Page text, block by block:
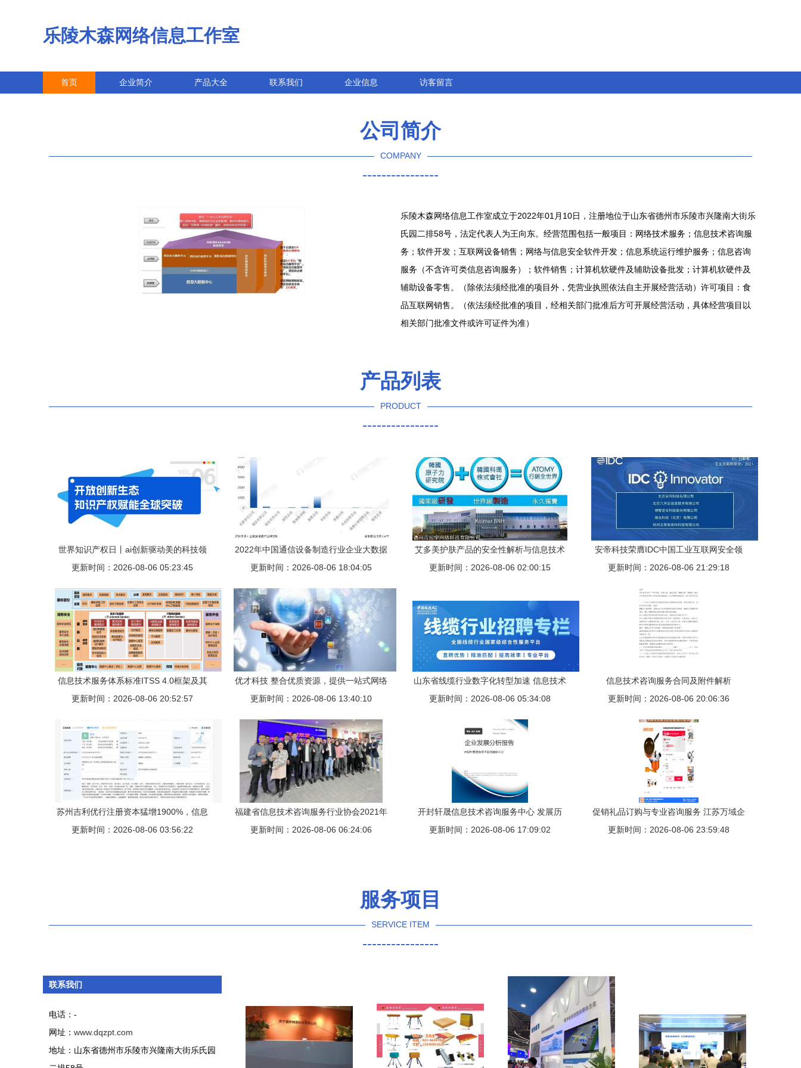
乐陵木森网络信息工作室
首页 企业简介 产品大全 联系我们 企业信息 访客留言
公司简介
COMPANY
----------------
乐陵木森网络信息工作室成立于2022年01月10日，注册地位于山东省德州市乐陵市兴隆南大街乐
氏园二排58号，法定代表人为王向东。经营范围包括一般项目：网络技术服务；信息技术咨询服
务；软件开发；互联网设备销售；网络与信息安全软件开发；信息系统运行维护服务；信息咨询
服务（不含许可类信息咨询服务）；软件销售；计算机软硬件及辅助设备批发；计算机软硬件及
辅助设备零售。（除依法须经批准的项目外，凭营业执照依法自主开展经营活动）许可项目：食
品互联网销售。（依法须经批准的项目，经相关部门批准后方可开展经营活动，具体经营项目以
相关部门批准文件或许可证件为准）
产品列表
PRODUCT
----------------
世界知识产权日丨ai创新驱动美的科技领
先新征程
更新时间：2026-08-06 05:23:45
2022年中国通信设备制造行业企业大数据
全景图谱 数量、竞争与投融资深度解析
更新时间：2026-08-06 18:04:05
艾多美护肤产品的安全性解析与信息技术
赋能
更新时间：2026-08-06 02:00:15
安帝科技荣膺IDC中国工业互联网安全领
域创新者，引领信息技术咨询服务新篇章
更新时间：2026-08-06 21:29:18
信息技术服务体系标准ITSS 4.0框架及其
认证咨询 华道众合的专业服务解析
更新时间：2026-08-06 20:52:57
优才科技 整合优质资源，提供一站式网络
推广与信息技术咨询服务
更新时间：2026-08-06 13:40:10
山东省线缆行业数字化转型加速 信息技术
咨询服务岗位热招，期待您的加入
更新时间：2026-08-06 05:34:08
信息技术咨询服务合同及附件解析
更新时间：2026-08-06 20:06:36
苏州吉利优行注册资本猛增1900%，信息
技术咨询服务成战略新引擎
更新时间：2026-08-06 03:56:22
福建省信息技术咨询服务行业协会2021年
第四季度活动回顾
更新时间：2026-08-06 06:24:06
开封轩晟信息技术咨询服务中心 发展历
程、核心优势与未来展望分析报告
更新时间：2026-08-06 17:09:02
促销礼品订购与专业咨询服务 江苏万域企
业服务的全方位解决方案
更新时间：2026-08-06 23:59:48
服务项目
SERVICE ITEM
----------------
联系我们
电话：-
网址： www.dqzpt.com
地址：山东省德州市乐陵市兴隆南大街乐氏园